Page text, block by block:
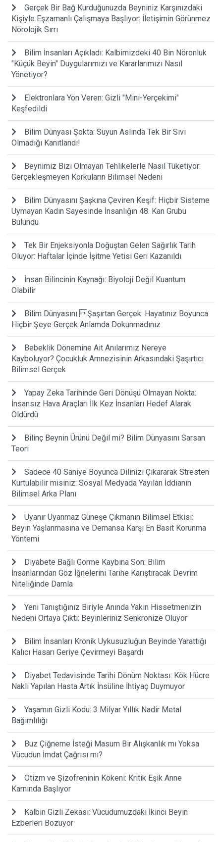
Gerçek Bir Bağ Kurduğunuzda Beyniniz Karşınızdaki
Kişiyle Eşzamanlı Çalışmaya Başlıyor: İletişimin Görünmez
Nörolojik Sırrı
Bilim İnsanları Açıkladı: Kalbimizdeki 40 Bin Nöronluk
"Küçük Beyin" Duygularımızı ve Kararlarımızı Nasıl
Yönetiyor?
Elektronlara Yön Veren: Gizli "Mini-Yerçekimi"
Keşfedildi
Bilim Dünyası Şokta: Suyun Aslında Tek Bir Sıvı
Olmadığı Kanıtlandı!
Beynimiz Bizi Olmayan Tehlikelerle Nasıl Tüketiyor:
Gerçekleşmeyen Korkuların Bilimsel Nedeni
Bilim Dünyasını Şaşkına Çeviren Keşif: Hiçbir Sisteme
Uymayan Kadın Sayesinde İnsanlığın 48. Kan Grubu
Bulundu
Tek Bir Enjeksiyonla Doğuştan Gelen Sağırlık Tarih
Oluyor: Haftalar İçinde İşitme Yetisi Geri Kazanıldı
İnsan Bilincinin Kaynağı: Biyoloji Değil Kuantum
Olabilir
Bilim Dünyasını Şaşırtan Gerçek: Hayatınız Boyunca
Hiçbir Şeye Gerçek Anlamda Dokunmadınız
Bebeklik Dönemine Ait Anılarımız Nereye
Kayboluyor? Çocukluk Amnezisinin Arkasındaki Şaşırtıcı
Bilimsel Gerçek
Yapay Zeka Tarihinde Geri Dönüşü Olmayan Nokta:
İnsansız Hava Araçları İlk Kez İnsanları Hedef Alarak
Öldürdü
Bilinç Beynin Ürünü Değil mi? Bilim Dünyasını Sarsan
Teori
Sadece 40 Saniye Boyunca Dilinizi Çıkararak Stresten
Kurtulabilir misiniz: Sosyal Medyada Yayılan İddianın
Bilimsel Arka Planı
Uyanır Uyanmaz Güneşe Çıkmanın Bilimsel Etkisi:
Beyin Yaşlanmasına ve Demansa Karşı En Basit Korunma
Yöntemi
Diyabete Bağlı Görme Kaybına Son: Bilim
İnsanlarından Göz İğnelerini Tarihe Karıştıracak Devrim
Niteliğinde Damla
Yeni Tanıştığınız Biriyle Anında Yakın Hissetmenizin
Nedeni Ortaya Çıktı: Beyinleriniz Senkronize Oluyor
Bilim İnsanları Kronik Uykusuzluğun Beyinde Yarattığı
Kalıcı Hasarı Geriye Çevirmeyi Başardı
Diyabet Tedavisinde Tarihi Dönüm Noktası: Kök Hücre
Nakli Yapılan Hasta Artık İnsüline İhtiyaç Duymuyor
Yaşamın Gizli Kodu: 3 Milyar Yıllık Nadir Metal
Bağımlılığı
Buz Çiğneme İsteği Masum Bir Alışkanlık mı Yoksa
Vücudun İmdat Çağrısı mı?
Otizm ve Şizofreninin Kökeni: Kritik Eşik Anne
Karnında Başlıyor
Kalbin Gizli Zekası: Vücudumuzdaki İkinci Beyin
Ezberleri Bozuyor